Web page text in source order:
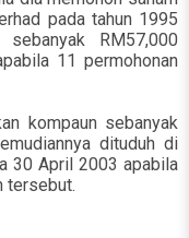
pada tahun 1995
RM57,000
11 permohonan
kompaun sebanyak
dituduh di
30 April 2003 apabila
tersebut.